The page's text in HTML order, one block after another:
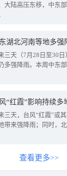
大陆高压东移，中东
湖北河南等地多
三天（7月28日至30
多强降雨。本周中东
“红霞”影响持续
三天，台风“红霞”或
带来强降雨；同时，
查看更多>>